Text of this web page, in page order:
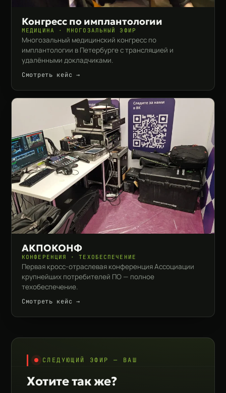
Конгресс по имплантологии
МЕДИЦИНА · МНОГОЗАЛЬНЫЙ ЭФИР
Многозальный медицинский конгресс по
имплантологии в Петербурге с трансляцией и
удалёнными докладчиками.
Смотреть кейс →
АКПОКОНФ
КОНФЕРЕНЦИЯ · ТЕХОБЕСПЕЧЕНИЕ
Первая кросс-отраслевая конференция Ассоциации
крупнейших потребителей ПО — полное
техобеспечение.
Смотреть кейс →
СЛЕДУЮЩИЙ ЭФИР — ВАШ
Хотите так же?